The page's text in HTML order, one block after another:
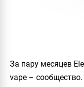
За пару месяцев
vape –